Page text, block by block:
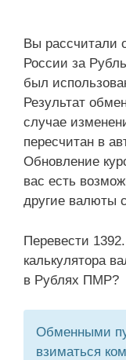
Вы рассчитали
России за
был
Результат
случае
пересчитан в
Обновление
вас есть
другие валюты
Перевести
калькулятора
в Рублях ПМР?
Обменными
взиматься